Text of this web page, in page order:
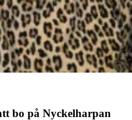
bo på Nyckelharpan